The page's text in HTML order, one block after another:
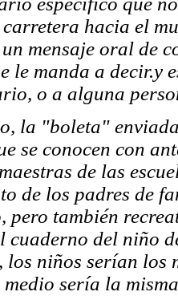
hacia el
mensaje oral de
le manda a decir.y
o a alguna
la "boleta"
se conocen con
de las
de los padres de
pero también
cuaderno del niño
los niños serían los
medio sería la